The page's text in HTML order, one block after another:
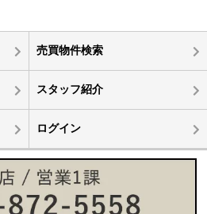
売買物件検索
スタッフ紹介
ログイン